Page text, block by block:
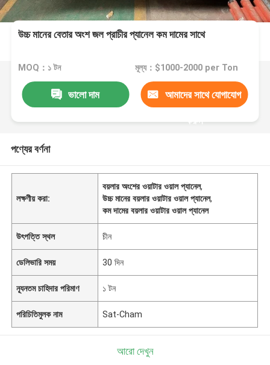
উচ্চ মানের বেতার অংশ জল প্রাচীর প্যানেল কম দামের সাথে
MOQ：১ টন মূল্য：$1000-2000 per Ton
ভালো দাম আমাদের সাথে যোগাযোগ
করুন
পণ্যের বর্ণনা
লক্ষণীয় করা:
বয়লার অংশের ওয়াটার ওয়াল প্যানেল,
উচ্চ মানের বয়লার ওয়াটার ওয়াল প্যানেল,
কম দামের বয়লার ওয়াটার ওয়াল প্যানেল
উৎপত্তি স্থল চীন
ডেলিভারি সময় 30 দিন
ন্যূনতম চাহিদার পরিমাণ ১ টন
পরিচিতিমুলক নাম Sat-Cham
আরো দেখুন